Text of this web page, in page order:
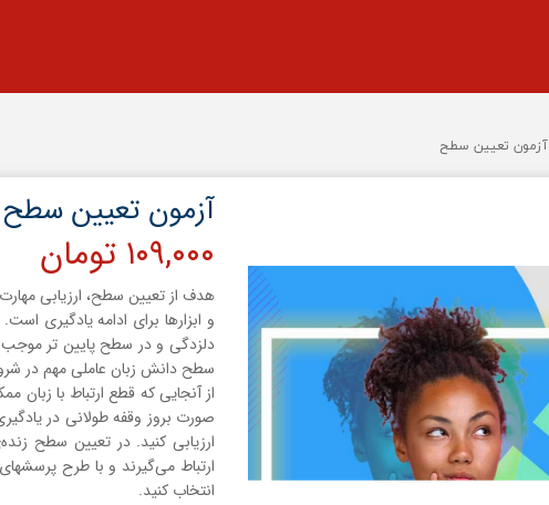
آزمون تعیین سطح
آزمون تعیین سطح
۱۰۹,۰۰۰ تومان
هدف از تعیین سطح، ارزیابی
و ابزارها برای ادامه یادگیری
دلزدگی و در سطح پایین تر
سطح دانش زبان عاملی مهم در
از آنجایی که قطع ارتباط با
صورت بروز وقفه طولانی در
ارزیابی کنید. در تعیین سطح
ارتباط می‌گیرند و با طرح
انتخاب کنید.